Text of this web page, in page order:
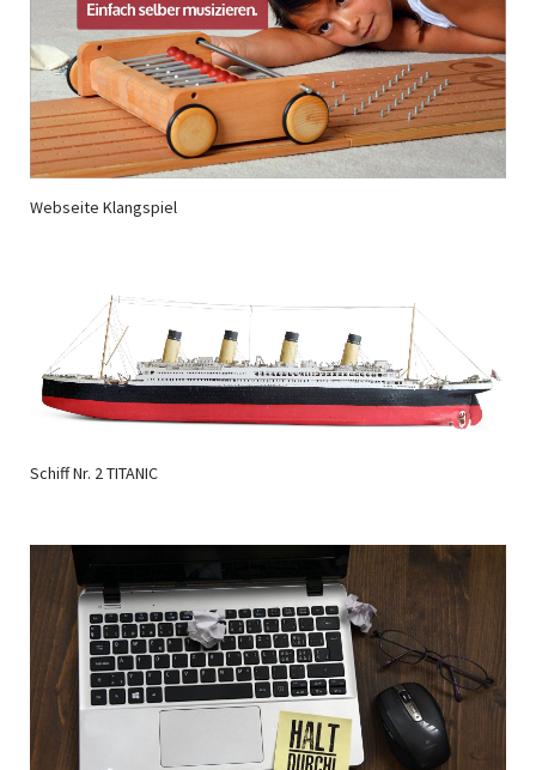
Webseite Klangspiel
Schiff Nr. 2 TITANIC